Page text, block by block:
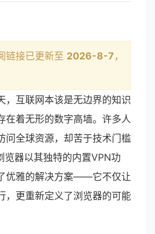
链接已更新至 2026-8-7 ，
，互联网本该是无边界的知识
在着无形的数字高墙。许多人
问全球资源，却苦于技术门槛
器以其独特的内置VPN功
优雅的解决方案——它不仅让
，更重新定义了浏览器的可能